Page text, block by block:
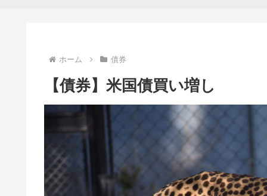
ホーム 債券
【債券】米国債買い増し